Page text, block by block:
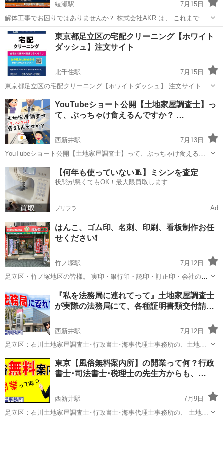
綾瀬駅
7月15日
解体工事でお困りではありませんか？ 株式会社AKR は、 これまでに
解体業の実績500件以上！ 安心・安全・丁寧な施工を第一に、 どこよ
りも最安値を目指して頑張っています。 【対応工事内容】 ・建物解体
（戸建て／...
東京 足立区 綾瀬駅 その他 無料
東京都足立区の宅配クリーニング【ホワイト
ダッシュ】注文サイト
北千住駅
7月15日
東京都足立区の宅配クリーニング【ホワイトダッシュ】 注文サイト
https://white-dash.com/ 布団やカーペット等の少し重たい洗濯物、 歩
いて店頭まで行けないご高齢の方の為に ご自宅まで取りに...
東京 足立区 その他 メールアドレス
YouTubeショート公開【土地家屋調査士】っ
て、ぶっちゃけ食えるんですか？ …
西新井駅
7月13日
YouTubeショート公開【土地家屋調査士】って、ぶっちゃけ食えるん
ですか？ https://youtube.com/shorts/72AR4nGB58w 足立区西新井:石
川土地家屋調査士･行政書士･海事代理士...
東京 足立区 西新井駅 その他 YouTube
【何年も使っていない🧵】ミシンを査定
状態が悪くてもOK！最大限買取します
プリフラ Ad
はんこ、ゴム印、名刺、印刷、看板制作お任
せください❗️
竹ノ塚駅
7月12日
足立区・竹ノ塚地区の皆様。 実印・銀行印・認印・訂正印・会社の代
表印・法人印・ゴム印・名刺・封筒印刷・チラシ印刷・年賀状印刷・
喪中葉書印刷・宛名印刷・広報誌作成各種・カタログ・はがき・Ｄ
Ｍ・ポスター・自分史・製本・たれ幕...
竹ノ塚駅 その他
『私を法務局に連れてって』土地家屋調査士
が実際の法務局にて、各種証明書類交付請…
西新井駅
7月12日
足立区：石川土地家屋調査士･行政書士･海事代理士事務所の、土地家
屋調査士･宅地建物取引士･海事代理士：石川温彦です。 『私を法務局
に連れてって』土地家屋調査士が実際の法務局にて、各種証明書類交
付請求手続きの方法解説や、...
東京 足立区 西新井駅 その他
東京【風俗無料案内所】の開業って何？行政
書士･司法書士･税理士の先生方からも、…
西新井駅
7月9日
足立区：石川土地家屋調査士･行政書士･海事代理士事務所の、 土地家